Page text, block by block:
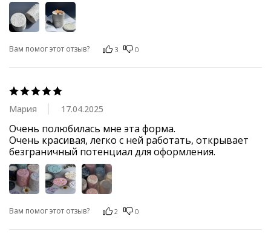
Вам помог этот отзыв? 3 0
Мария 17.04.2025
Очень полюбилась мне эта форма.
Очень красивая, легко с ней работать, открывает
безграничный потенциал для оформления.
Вам помог этот отзыв? 2 0